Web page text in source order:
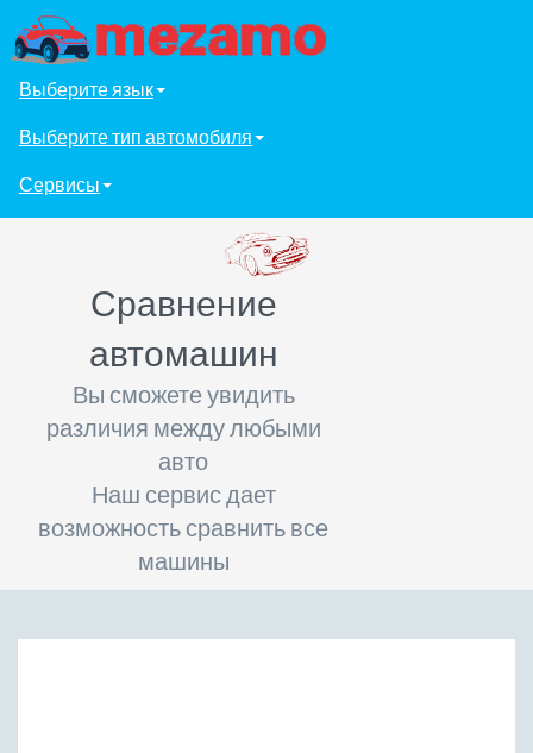
Выберите язык
Выберите тип автомобиля
Сервисы
Сравнение
автомашин
Вы сможете увидить
различия между любыми
авто
Наш сервис дает
возможность сравнить все
машины